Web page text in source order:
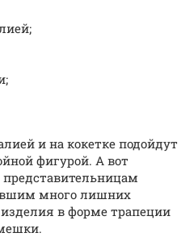
и на кокетке подойдут
фигурой. А вот
много лишних
в форме трапеции